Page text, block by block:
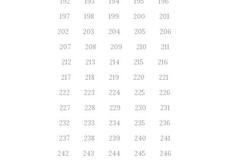
197
198 199 200
201
202
203 204 205
206
207
208 209 210
211
212
213 214 215
216
217
218 219 220
221
222
223 224 225
226
227
228 229 230
231
232
233 234 235
236
237
238 239 240
241
242
243 244 245
246